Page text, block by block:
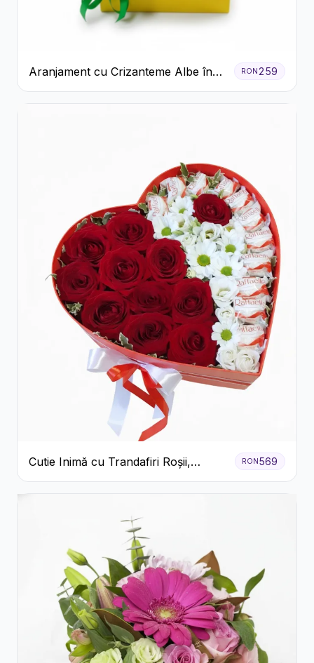
Aranjament cu Crizanteme Albe în
Cutie Galbenă
RON259
Cutie Inimă cu Trandafiri Roșii,
Crizanteme Albe și Bomboane
RON569